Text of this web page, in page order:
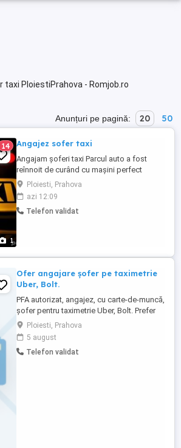
taxi PloiestiPrahova - Romjob.ro
Anunțuri pe pagină: 20 50
1
14 Angajez sofer taxi
Angajam șoferi taxi Parcul auto a fost
reînnoit de curând cu mașini perfect
functionale
Ploiesti, Prahova
azi 12:09
Telefon validat
Ofer angajare șofer pe taximetrie
Uber, Bolt.
PFA autorizat, angajez, cu carte-de-muncă,
șofer pentru taximetrie Uber, Bolt. Prefer
tineri energici, cu chef de muncă serioasă,
cinstită, dar și politicoși și abili în evitarea
conflictelor cu clientul. Se
recompensează corespunzător. Rog,
Ploiesti, Prahova
5 august
Telefon validat